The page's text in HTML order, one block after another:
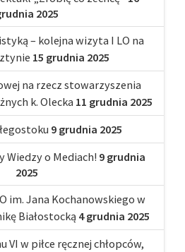
2025
– kolejna wizyta I LO na
15 grudnia 2025
na rzecz stowarzyszenia
k. Olecka 11 grudnia 2025
9 grudnia 2025
Wiedzy o Mediach! 9 grudnia
2025
im. Jana Kochanowskiego w
Białostocką 4 grudnia 2025
VI w piłce ręcznej chłopców,